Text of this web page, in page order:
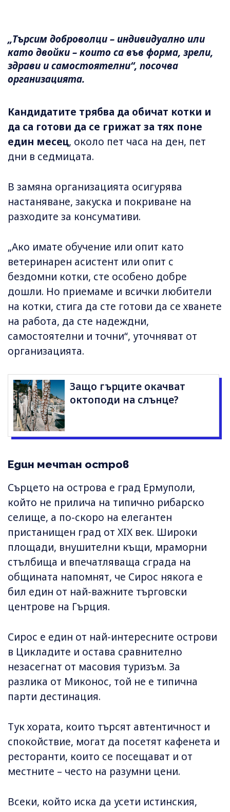
„Търсим доброволци – индивидуално или
като двойки – които са във форма, зрели,
здрави и самостоятелни“, посочва
организацията.
Кандидатите трябва да обичат котки и
да са готови да се грижат за тях поне
един месец, около пет часа на ден, пет
дни в седмицата.
В замяна организацията осигурява
настаняване, закуска и покриване на
разходите за консумативи.
„Ако имате обучение или опит като
ветеринарен асистент или опит с
бездомни котки, сте особено добре
дошли. Но приемаме и всички любители
на котки, стига да сте готови да се хванете
на работа, да сте надеждни,
самостоятелни и точни“, уточняват от
организацията.
Защо гърците окачват
октоподи на слънце?
Един мечтан остров
Сърцето на острова е град Ермуполи,
който не прилича на типично рибарско
селище, а по-скоро на елегантен
пристанищен град от XIX век. Широки
площади, внушителни къщи, мраморни
стълбища и впечатляваща сграда на
общината напомнят, че Сирос някога е
бил един от най-важните търговски
центрове на Гърция.
Сирос е един от най-интересните острови
в Цикладите и остава сравнително
незасегнат от масовия туризъм. За
разлика от Миконос, той не е типична
парти дестинация.
Тук хората, които търсят автентичност и
спокойствие, могат да посетят кафенета и
ресторанти, които се посещават и от
местните – често на разумни цени.
Всеки, който иска да усети истинския,